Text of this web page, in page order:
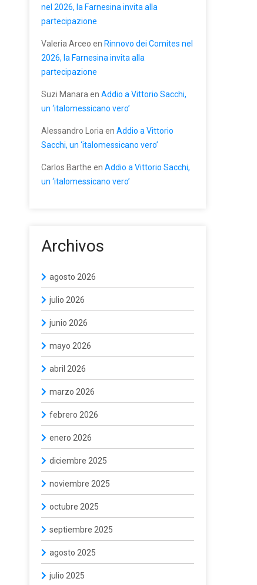
nel 2026, la Farnesina invita alla
partecipazione
Valeria Arceo en Rinnovo dei Comites nel
2026, la Farnesina invita alla
partecipazione
Suzi Manara en Addio a Vittorio Sacchi,
un ‘italomessicano vero’
Alessandro Loria en Addio a Vittorio
Sacchi, un ‘italomessicano vero’
Carlos Barthe en Addio a Vittorio Sacchi,
un ‘italomessicano vero’
Archivos
agosto 2026
julio 2026
junio 2026
mayo 2026
abril 2026
marzo 2026
febrero 2026
enero 2026
diciembre 2025
noviembre 2025
octubre 2025
septiembre 2025
agosto 2025
julio 2025